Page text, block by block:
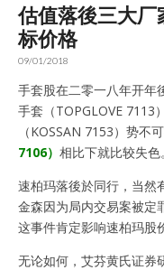
估值落後三大厂
标价格
09/01/2018
手套股在二零一八年开年
手套（TOPGLOVE 7113
（KOSSAN 7153）势不
7106） 相比下就比较失色。
速柏玛落後於同行，当然
金森因为局内交易案被定
这事件肯定影响速柏玛股
无论如何，艾芬黄氏证券